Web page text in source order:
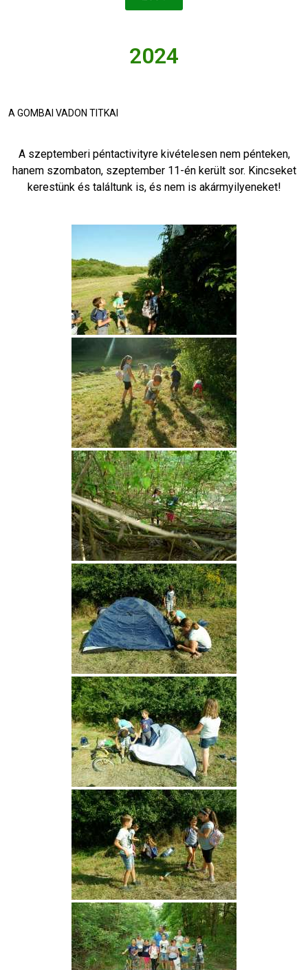
2024
A GOMBAI VADON TITKAI
A szeptemberi péntactivityre kivételesen nem pénteken,
hanem szombaton, szeptember 11-én került sor. Kincseket
kerestünk és találtunk is, és nem is akármyilyeneket!